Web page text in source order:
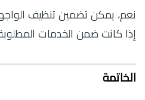
نعم، يمكن تضمين تنظيف
إذا كانت ضمن الخدمات
الخاتمة